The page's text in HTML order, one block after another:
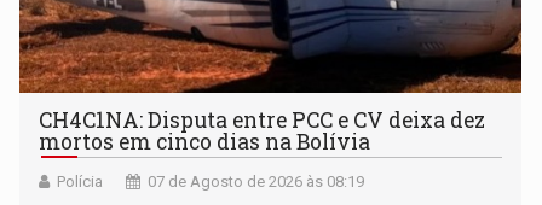
CH4C1NA: Disputa entre PCC e CV deixa dez
mortos em cinco dias na Bolívia
Polícia 07 de Agosto de 2026 às 08:19